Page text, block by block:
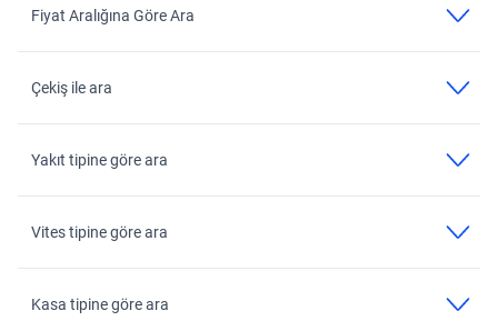
Fiyat Aralığına Göre Ara
Çekiş ile ara
Yakıt tipine göre ara
Vites tipine göre ara
Kasa tipine göre ara